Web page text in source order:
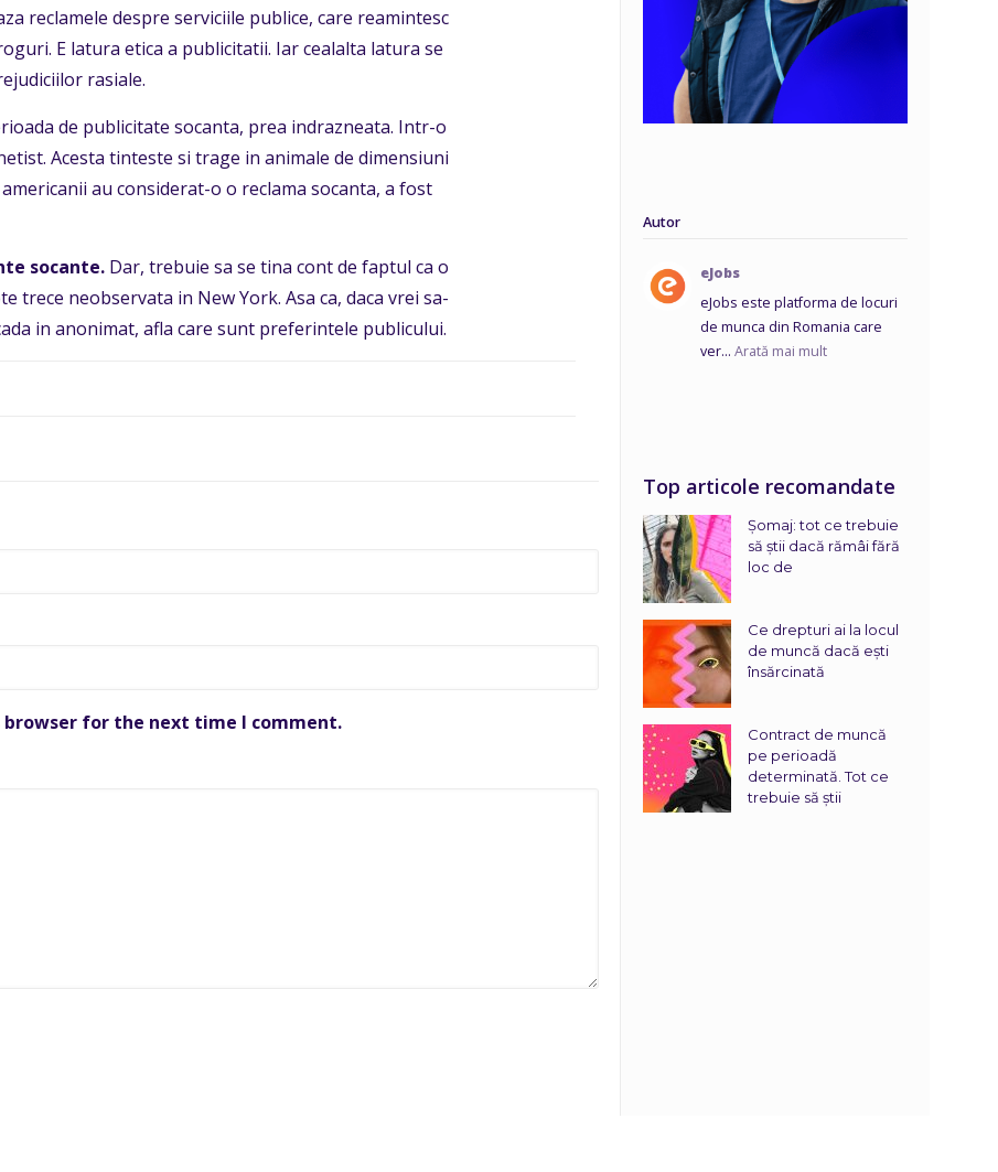
reclamele despre serviciile publice, care reamintesc
E latura etica a publicitatii. Iar cealalta latura se
rasiale.
de publicitate socanta, prea indrazneata. Intr-o
Acesta tinteste si trage in animale de dimensiuni
au considerat-o o reclama socanta, a fost
socante. Dar, trebuie sa se tina cont de faptul ca o
trece neobservata in New York. Asa ca, daca vrei sa-
in anonimat, afla care sunt preferintele publicului.
browser for the next time I comment.
Autor
eJobs
eJobs este platforma de locuri
de munca din Romania care
ver...Arată mai mult
Top articole recomandate
Șomaj: tot ce trebuie
să știi dacă rămâi fără
loc de
Ce drepturi ai la locul
de muncă dacă ești
însărcinată
Contract de muncă
pe perioadă
determinată. Tot ce
trebuie să știi